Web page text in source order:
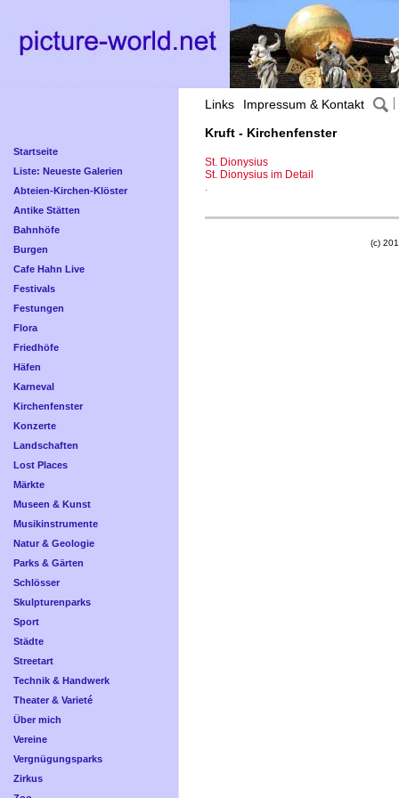
Links Impressum & Kontakt
Startseite
Liste: Neueste Galerien
Abteien-Kirchen-Klöster
Antike Stätten
Bahnhöfe
Burgen
Cafe Hahn Live
Festivals
Festungen
Flora
Friedhöfe
Häfen
Karneval
Kirchenfenster
Konzerte
Landschaften
Lost Places
Märkte
Museen & Kunst
Musikinstrumente
Natur & Geologie
Parks & Gärten
Schlösser
Skulpturenparks
Sport
Städte
Streetart
Technik & Handwerk
Theater & Varieté
Über mich
Vereine
Vergnügungsparks
Zirkus
Kruft - Kirchenfenster
St. Dionysius
St. Dionysius im Detail
.
(c)